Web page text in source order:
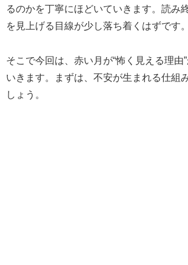
るのかを丁寧にほどいていきます。読み
を見上げる目線が少し落ち着くはずです。
そこで今回は、赤い月が“怖く見える理由
いきます。まずは、不安が生まれる仕組
しょう。